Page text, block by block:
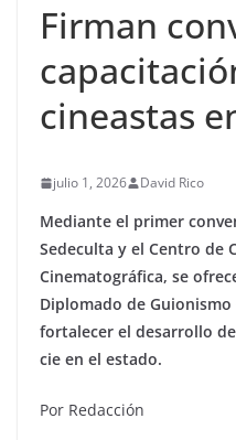
Firman
cineastas
julio 1, 2026 David Rico
Mediante el primer
Sedeculta y el Centro de
Cinematográfica, se
Diplomado de
fortalecer el desarrollo
cie en el estado.
Por Redacción